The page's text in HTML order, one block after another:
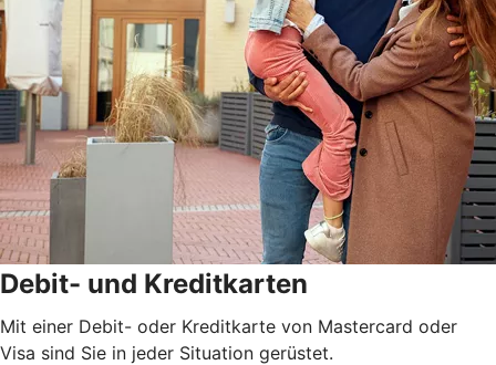
Debit- und Kreditkarten
Mit einer Debit- oder Kreditkarte von Mastercard oder
Visa sind Sie in jeder Situation gerüstet.